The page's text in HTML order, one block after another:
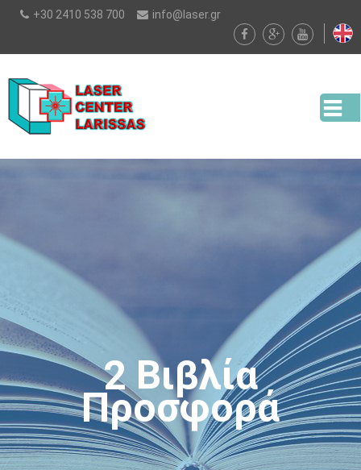
Παράκαμψη
προς το
περιεχόμενο
+30 2410 538 700 info@laser.gr
2 Βιβλία
Προσφορά